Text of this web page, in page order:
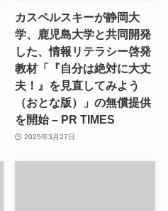
カスペルスキーが静岡大
学、鹿児島大学と共同開発
した、情報リテラシー啓発
教材「『自分は絶対に大丈
夫！』を見直してみよう
（おとな版）」の無償提供
を開始 – PR TIMES
2025年3月27日